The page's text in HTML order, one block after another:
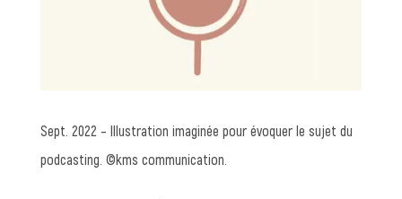
Sept. 2022 – Illustration imaginée pour évoquer le sujet du
podcasting. ©kms communication.